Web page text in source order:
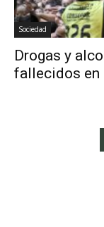
Sociedad
Drogas y
fallecidos en